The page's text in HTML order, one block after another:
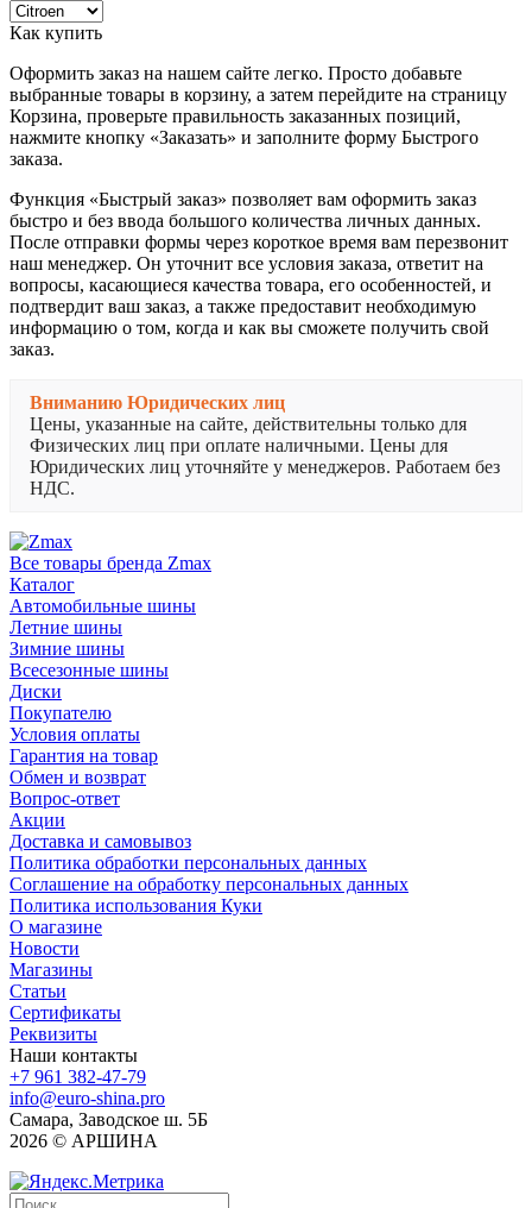
Как купить
Оформить заказ на нашем сайте легко. Просто добавьте
выбранные товары в корзину, а затем перейдите на страницу
Корзина, проверьте правильность заказанных позиций,
нажмите кнопку «Заказать» и заполните форму Быстрого
заказа.
Функция «Быстрый заказ» позволяет вам оформить заказ
быстро и без ввода большого количества личных данных.
После отправки формы через короткое время вам перезвонит
наш менеджер. Он уточнит все условия заказа, ответит на
вопросы, касающиеся качества товара, его особенностей, и
подтвердит ваш заказ, а также предоставит необходимую
информацию о том, когда и как вы сможете получить свой
заказ.
Вниманию Юридических лиц
Цены, указанные на сайте, действительны только для
Физических лиц при оплате наличными. Цены для
Юридических лиц уточняйте у менеджеров. Работаем без
НДС.
Все товары бренда Zmax
Каталог
Автомобильные шины
Летние шины
Зимние шины
Всесезонные шины
Диски
Покупателю
Условия оплаты
Гарантия на товар
Обмен и возврат
Вопрос-ответ
Акции
Доставка и самовывоз
Политика обработки персональных данных
Соглашение на обработку персональных данных
Политика использования Куки
О магазине
Новости
Магазины
Статьи
Сертификаты
Реквизиты
Наши контакты
+7 961 382-47-79
info@euro-shina.pro
Самара, Заводское ш. 5Б
2026 © АРШИНА